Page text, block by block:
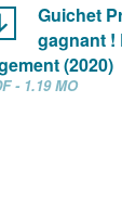
Guichet
gagnant !
(2020)
- 1.19 MO